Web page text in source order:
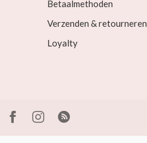
Betaalmethoden
Verzenden & retourneren
Loyalty